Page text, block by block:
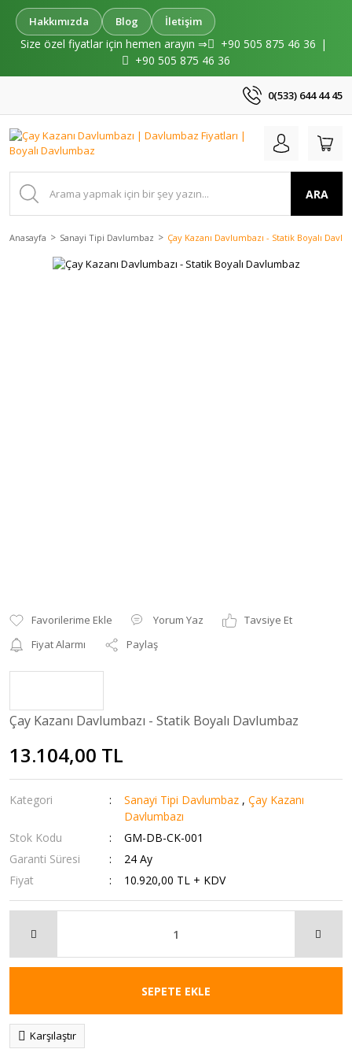
Hakkımızda Blog İletişim
Size özel fiyatlar için hemen arayın ⇒ +90 505 875 46 36 |
+90 505 875 46 36
0(533) 644 44 45
ARA
Anasayfa Sanayi Tipi Davlumbaz Çay Kazanı Davlumbazı - Statik Boyalı
Yorum Yaz
Tavsiye Et
Fiyat Alarmı
Paylaş
Çay Kazanı Davlumbazı - Statik Boyalı Davlumbaz
13.104,00 TL
Kategori Sanayi Tipi Davlumbaz ,Çay Kazanı
Davlumbazı
Stok Kodu
GM-DB-CK-001
Garanti Süresi
24 Ay
Fiyat
10.920,00 TL + KDV
SEPETE EKLE
Karşılaştır